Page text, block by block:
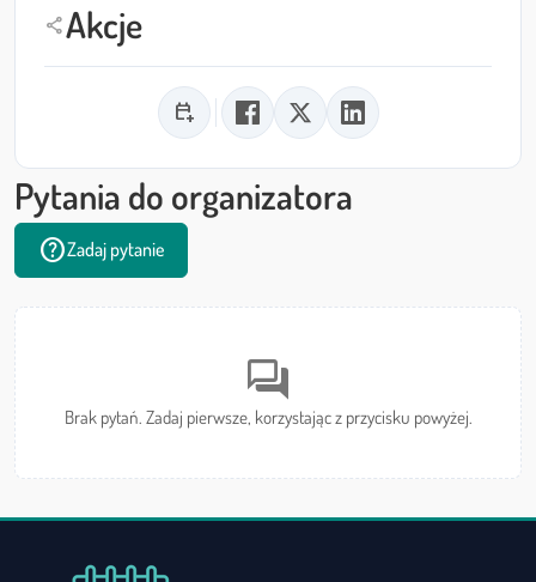
shareAkcje
calendar_add_on
Pytania do organizatora
helpZadaj pytanie
forum
Brak pytań. Zadaj pierwsze, korzystając z przycisku powyżej.